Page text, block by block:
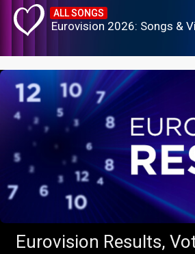
ALL SONGS
Eurovision 2026: Songs &
Eurovision Results,